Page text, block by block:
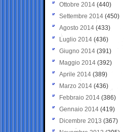
Ottobre 2014 (440)
Settembre 2014 (450)
Agosto 2014 (433)
Luglio 2014 (436)
Giugno 2014 (391)
Maggio 2014 (392)
Aprile 2014 (389)
Marzo 2014 (436)
Febbraio 2014 (386)
Gennaio 2014 (419)
Dicembre 2013 (367)